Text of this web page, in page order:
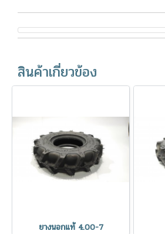
สินค้าเกี่ยวข้อง
ยางนอกแท้ 4.00-7